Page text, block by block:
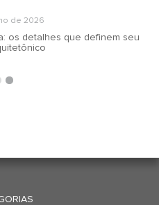
de 2026
os detalhes que definem seu